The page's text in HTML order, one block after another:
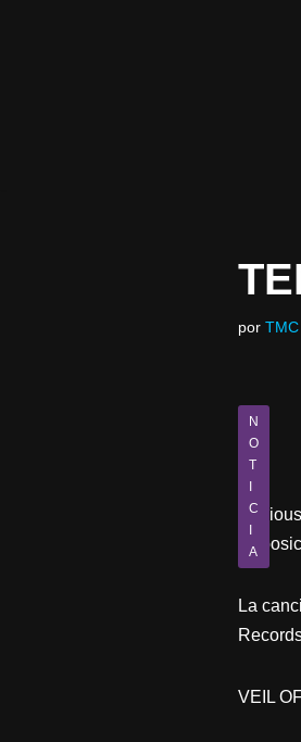
por TMC
N
O
T
C
A
La
VEIL